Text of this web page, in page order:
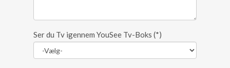
Ser du Tv igennem YouSee Tv-Boks (*)